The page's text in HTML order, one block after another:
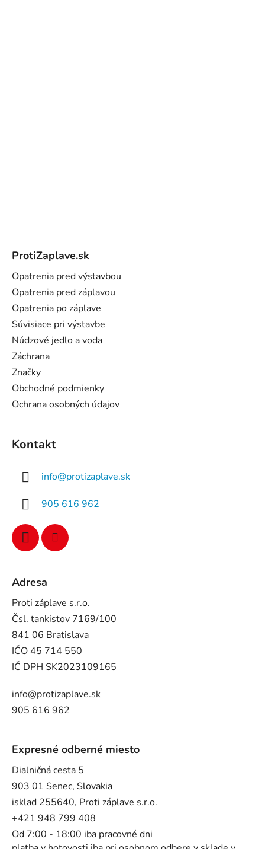
ProtiZaplave.sk
Opatrenia pred výstavbou
Opatrenia pred záplavou
Opatrenia po záplave
Súvisiace pri výstavbe
Núdzové jedlo a voda
Záchrana
Značky
Obchodné podmienky
Ochrana osobných údajov
Kontakt
info@protizaplave.sk
905 616 962
Adresa
Proti záplave s.r.o.
Čsl. tankistov 7169/100
841 06 Bratislava
IČO 45 714 550
IČ DPH SK2023109165
info@protizaplave.sk
905 616 962
Expresné odberné miesto
Dialničná cesta 5
903 01 Senec, Slovakia
isklad 255640, Proti záplave s.r.o.
+421 948 799 408
Od 7:00 - 18:00 iba pracovné dni